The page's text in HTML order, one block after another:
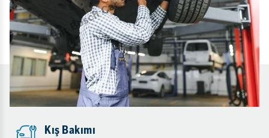
Kış Bakımı